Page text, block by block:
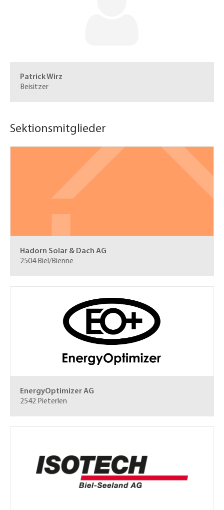
Patrick Wirz
Beisitzer
Sektionsmitglieder
Hadorn Solar & Dach AG
2504 Biel/Bienne
EnergyOptimizer AG
2542 Pieterlen